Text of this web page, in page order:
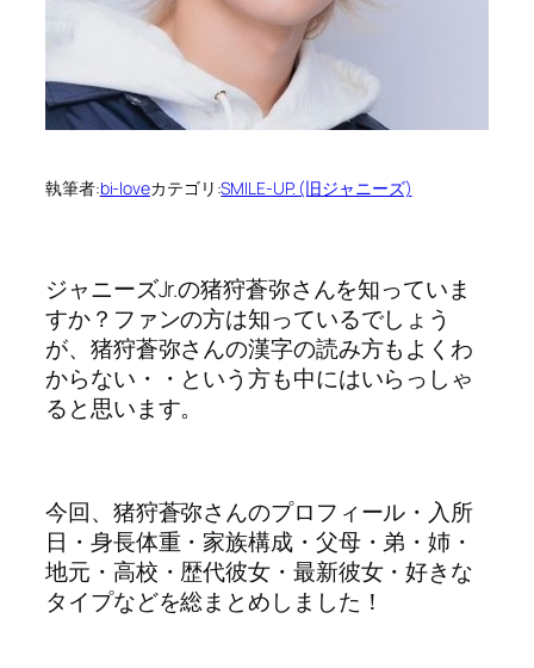
執筆者:bi-loveカテゴリ:SMILE-UP. (旧ジャニーズ)
ジャニーズJr.の猪狩蒼弥さんを知っていま
すか？ファンの方は知っているでしょう
が、猪狩蒼弥さんの漢字の読み方もよくわ
からない・・という方も中にはいらっしゃ
ると思います。
今回、猪狩蒼弥さんのプロフィール・入所
日・身長体重・家族構成・父母・弟・姉・
地元・高校・歴代彼女・最新彼女・好きな
タイプなどを総まとめしました！